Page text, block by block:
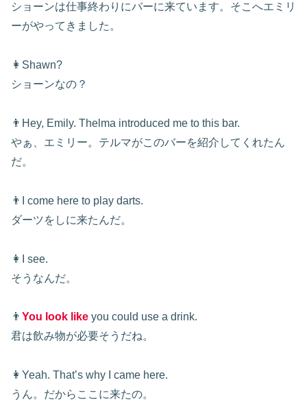
ショーンは仕事終わりにバーに来ています。そこへエミリ
ーがやってきました。
👩Shawn?
ショーンなの？
👨Hey, Emily. Thelma introduced me to this bar.
やぁ、エミリー。テルマがこのバーを紹介してくれたん
だ。
👨I come here to play darts.
ダーツをしに来たんだ。
👩I see.
そうなんだ。
👨 You look like you could use a drink.
君は飲み物が必要そうだね。
👩Yeah. That’s why I came here.
うん。だからここに来たの。